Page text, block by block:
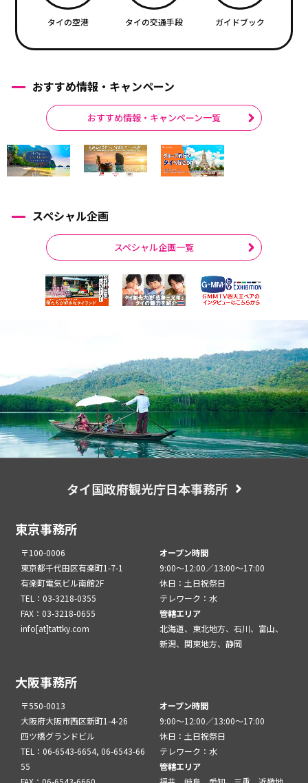
タイの空港 タイの交通手段 ガイドブック
おすすめ情報・キャンペーン
おすすめ情報・キャンペーン一覧
スペシャル企画
スペシャル企画一覧
タイ国政府観光庁日本事務所
東京事務所
〒100-0006
東京都千代田区有楽町1-7-1
有楽町電気ビル南館2F
TEL：03-3218-0355
FAX：03-3218-0655
info[at]tattky.com
オープン時間
9:00～12:00／13:00～17:00
休日：土日祝祭日
テレワーク：水
管轄エリア
北海道、東北地方、石川、富山、
新潟、関東地方、静岡
大阪事務所
〒550-0013
大阪府大阪市西区新町1-4-26
四ツ橋グランドビル
TEL：06-6543-6654, 06-6543-66
55
オープン時間
9:00～12:00／13:00～17:00
休日：土日祝祭日
テレワーク：水
管轄エリア